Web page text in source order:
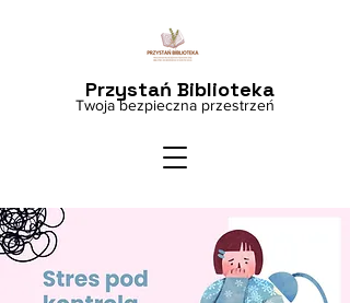
Twoja bezpieczna przestrzeń
Przystań Biblioteka